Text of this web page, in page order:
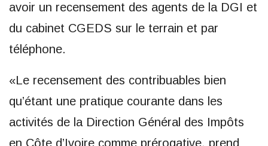
avoir un recensement des agents de la DGI et
du cabinet CGEDS sur le terrain et par
téléphone.
«Le recensement des contribuables bien
qu’étant une pratique courante dans les
activités de la Direction Général des Impôts
en Côte d’Ivoire comme prérogative, prend